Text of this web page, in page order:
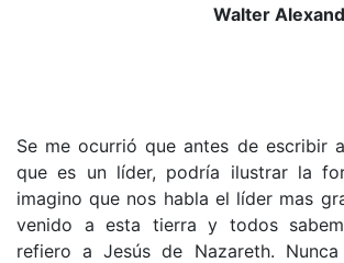
Walter
Se me ocurrió que antes de escribir
que es un líder, podría ilustrar la
imagino que nos habla el líder mas
venido a esta tierra y todos
refiero a Jesús de Nazareth.